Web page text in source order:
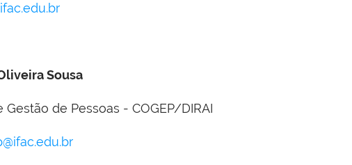
Sousa
de Pessoas - COGEP/DIRAI